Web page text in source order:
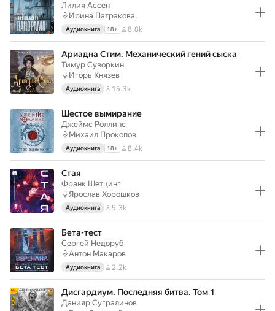
Лилия Ассен
Ирина Патракова
Аудиокнига 18+ 8.8k
Ариадна Стим. Механический гений сыска
Тимур Суворкин
Игорь Князев
Аудиокнига 15.3k
Шестое вымирание
Джеймс Роллинс
Михаил Прокопов
Аудиокнига 18+ 8.4k
Стая
Франк Шетцинг
Ярослав Хорошков
Аудиокнига 5.3k
Бета-тест
Сергей Недоруб
Антон Макаров
Аудиокнига 2.2k
Дисгардиум. Последняя битва. Том 1
Данияр Сугралинов